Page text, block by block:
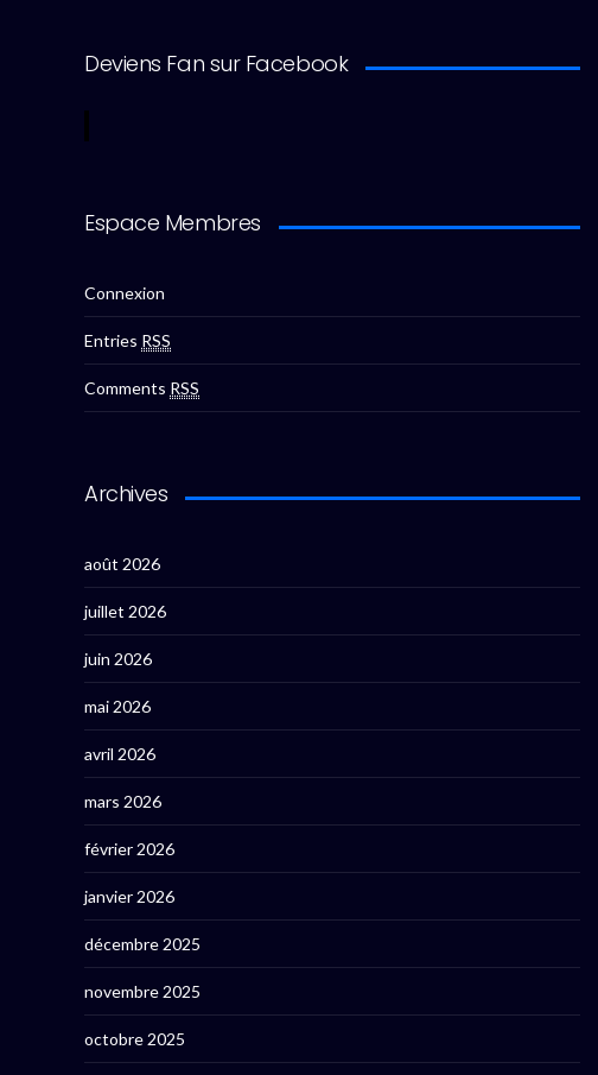
Deviens Fan sur Facebook
Espace Membres
Connexion
Entries RSS
Comments RSS
Archives
août 2026
juillet 2026
juin 2026
mai 2026
avril 2026
mars 2026
février 2026
janvier 2026
décembre 2025
novembre 2025
octobre 2025